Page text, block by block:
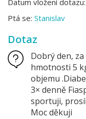
Datum vložení dotazu:
Ptá se: Stanislav
Dotaz
Dobrý den,
hmotnosti 5
objemu
3× denně
sportuji,
Moc děkuji